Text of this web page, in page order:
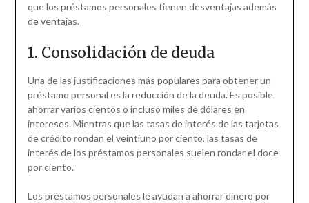
que los préstamos personales tienen desventajas además
de ventajas.
1. Consolidación de deuda
Una de las justificaciones más populares para obtener un
préstamo personal es la reducción de la deuda. Es posible
ahorrar varios cientos o incluso miles de dólares en
intereses. Mientras que las tasas de interés de las tarjetas
de crédito rondan el veintiuno por ciento, las tasas de
interés de los préstamos personales suelen rondar el doce
por ciento.
Los préstamos personales le ayudan a ahorrar dinero por